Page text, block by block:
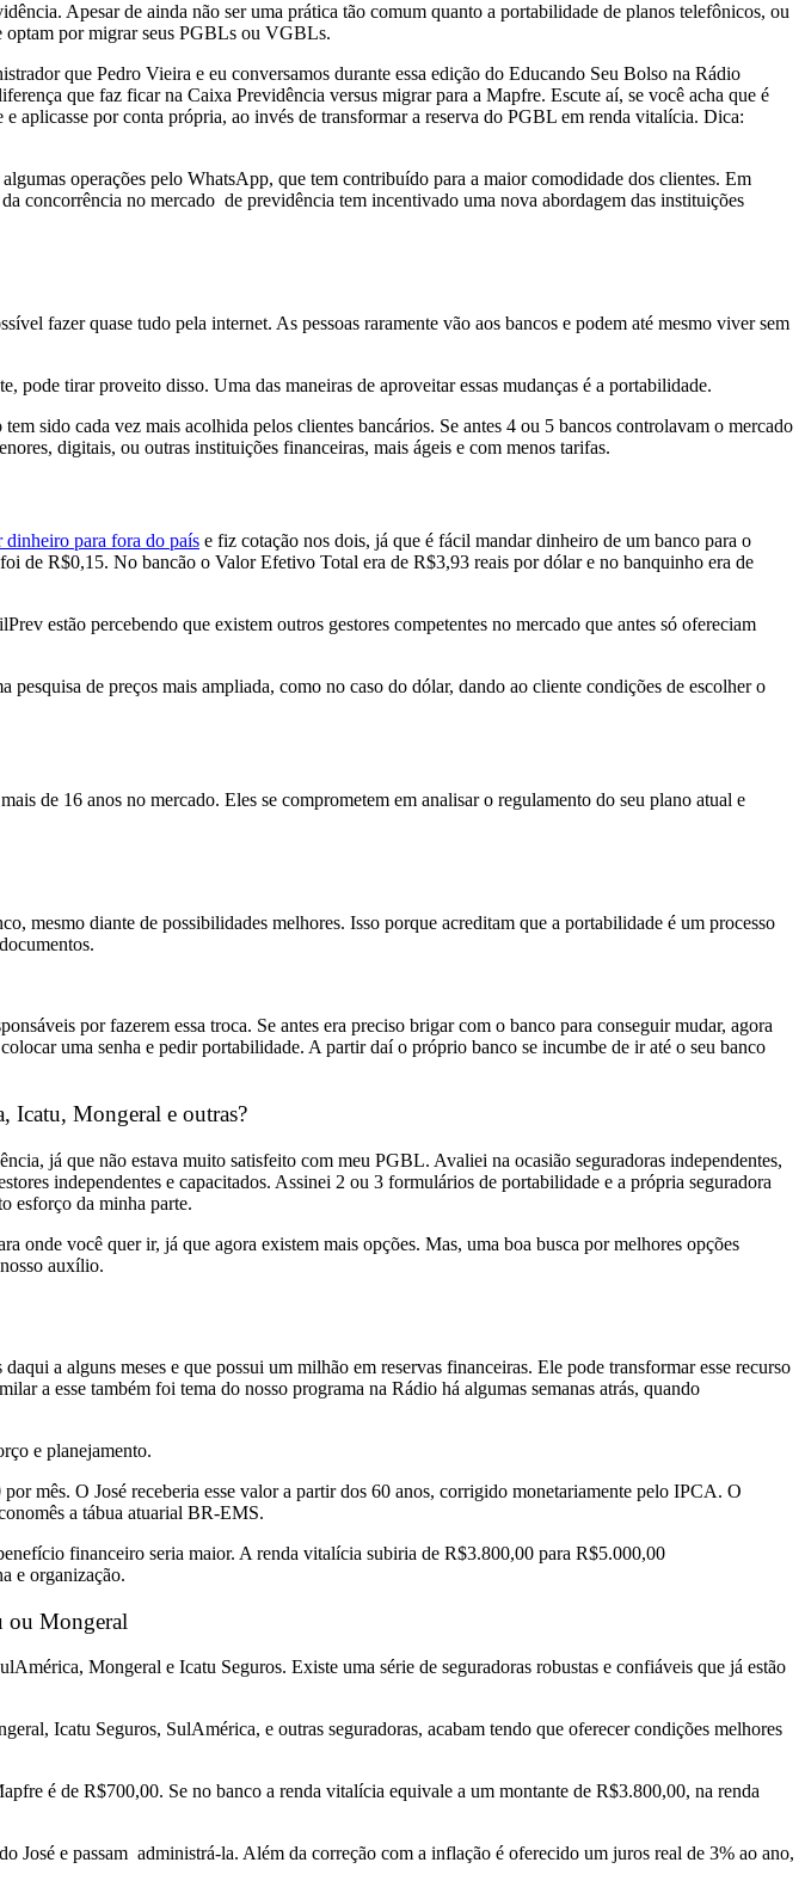
Apesar de ainda não ser uma prática tão comum quanto a portabilidade de planos telefônicos, ou
optam por migrar seus PGBLs ou VGBLs.
que Pedro Vieira e eu conversamos durante essa edição do Educando Seu Bolso na Rádio
que faz ficar na Caixa Previdência versus migrar para a Mapfre. Escute aí, se você acha que é
aplicasse por conta própria, ao invés de transformar a reserva do PGBL em renda vitalícia. Dica:
operações pelo WhatsApp, que tem contribuído para a maior comodidade dos clientes. Em
concorrência no mercado de previdência tem incentivado uma nova abordagem das instituições
fazer quase tudo pela internet. As pessoas raramente vão aos bancos e podem até mesmo viver sem
tirar proveito disso. Uma das maneiras de aproveitar essas mudanças é a portabilidade.
sido cada vez mais acolhida pelos clientes bancários. Se antes 4 ou 5 bancos controlavam o mercado
digitais, ou outras instituições financeiras, mais ágeis e com menos tarifas.
dinheiro para fora do país e fiz cotação nos dois, já que é fácil mandar dinheiro de um banco para o
de R$0,15. No bancão o Valor Efetivo Total era de R$3,93 reais por dólar e no banquinho era de
estão percebendo que existem outros gestores competentes no mercado que antes só ofereciam
de preços mais ampliada, como no caso do dólar, dando ao cliente condições de escolher o
de 16 anos no mercado. Eles se comprometem em analisar o regulamento do seu plano atual e
mesmo diante de possibilidades melhores. Isso porque acreditam que a portabilidade é um processo
por fazerem essa troca. Se antes era preciso brigar com o banco para conseguir mudar, agora
uma senha e pedir portabilidade. A partir daí o próprio banco se incumbe de ir até o seu banco
Icatu, Mongeral e outras?
já que não estava muito satisfeito com meu PGBL. Avaliei na ocasião seguradoras independentes,
independentes e capacitados. Assinei 2 ou 3 formulários de portabilidade e a própria seguradora
esforço da minha parte.
você quer ir, já que agora existem mais opções. Mas, uma boa busca por melhores opções
auxílio.
a alguns meses e que possui um milhão em reservas financeiras. Ele pode transformar esse recurso
a esse também foi tema do nosso programa na Rádio há algumas semanas atrás, quando
e planejamento.
mês. O José receberia esse valor a partir dos 60 anos, corrigido monetariamente pelo IPCA. O
a tábua atuarial BR-EMS.
financeiro seria maior. A renda vitalícia subiria de R$3.800,00 para R$5.000,00
e organização.
ou Mongeral
Mongeral e Icatu Seguros. Existe uma série de seguradoras robustas e confiáveis que já estão
Icatu Seguros, SulAmérica, e outras seguradoras, acabam tendo que oferecer condições melhores
é de R$700,00. Se no banco a renda vitalícia equivale a um montante de R$3.800,00, na renda
José e passam administrá-la. Além da correção com a inflação é oferecido um juros real de 3% ao ano,